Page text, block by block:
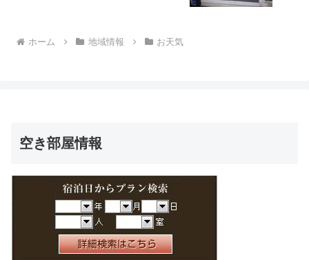
ホーム 地域情報 お天気
空き部屋情報